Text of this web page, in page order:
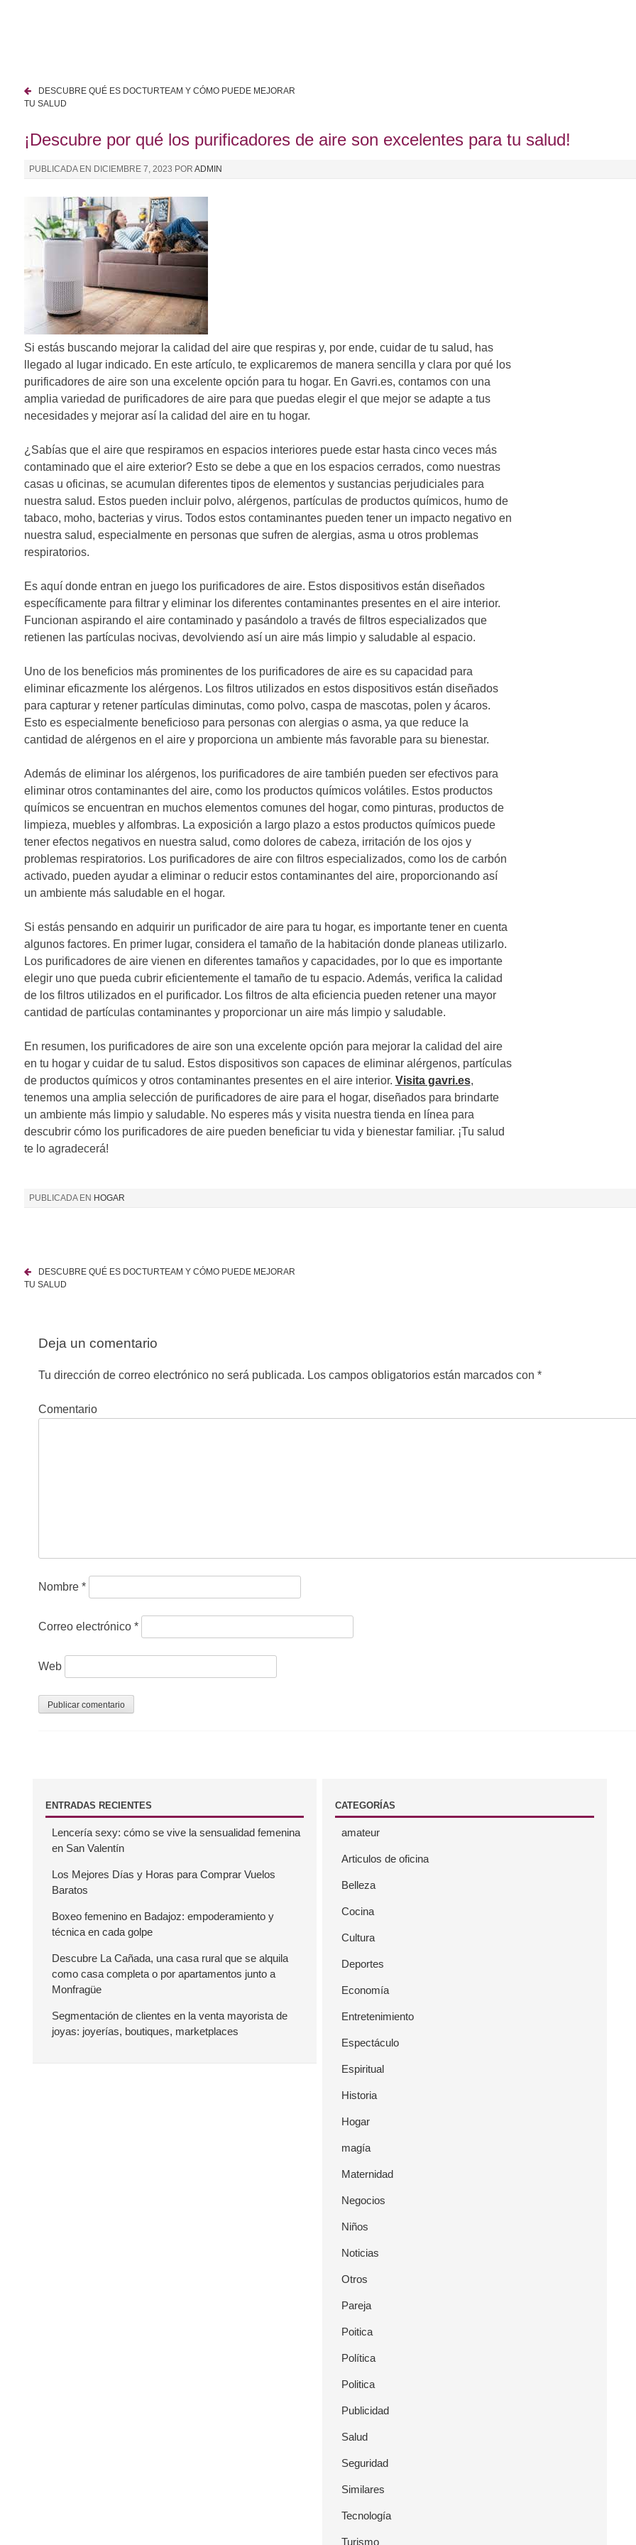
N
a
a
n
d
e
e
t
r
a
d
s
DESCUBRE QUÉ ES DOCTURTEAM Y CÓMO PUEDE MEJORAR
TU SALUD
¡Descubre por qué los purificadores de aire son excelentes para tu salud!
PUBLICADA EN DICIEMBRE 7, 2023 POR ADMIN
Si estás buscando mejorar la calidad del aire que respiras y, por ende, cuidar de tu salud, has
llegado al lugar indicado. En este artículo, te explicaremos de manera sencilla y clara por qué los
purificadores de aire son una excelente opción para tu hogar. En Gavri.es, contamos con una
amplia variedad de purificadores de aire para que puedas elegir el que mejor se adapte a tus
necesidades y mejorar así la calidad del aire en tu hogar.
¿Sabías que el aire que respiramos en espacios interiores puede estar hasta cinco veces más
contaminado que el aire exterior? Esto se debe a que en los espacios cerrados, como nuestras
casas u oficinas, se acumulan diferentes tipos de elementos y sustancias perjudiciales para
nuestra salud. Estos pueden incluir polvo, alérgenos, partículas de productos químicos, humo de
tabaco, moho, bacterias y virus. Todos estos contaminantes pueden tener un impacto negativo en
nuestra salud, especialmente en personas que sufren de alergias, asma u otros problemas
respiratorios.
Es aquí donde entran en juego los purificadores de aire. Estos dispositivos están diseñados
específicamente para filtrar y eliminar los diferentes contaminantes presentes en el aire interior.
Funcionan aspirando el aire contaminado y pasándolo a través de filtros especializados que
retienen las partículas nocivas, devolviendo así un aire más limpio y saludable al espacio.
Uno de los beneficios más prominentes de los purificadores de aire es su capacidad para
eliminar eficazmente los alérgenos. Los filtros utilizados en estos dispositivos están diseñados
para capturar y retener partículas diminutas, como polvo, caspa de mascotas, polen y ácaros.
Esto es especialmente beneficioso para personas con alergias o asma, ya que reduce la
cantidad de alérgenos en el aire y proporciona un ambiente más favorable para su bienestar.
Además de eliminar los alérgenos, los purificadores de aire también pueden ser efectivos para
eliminar otros contaminantes del aire, como los productos químicos volátiles. Estos productos
químicos se encuentran en muchos elementos comunes del hogar, como pinturas, productos de
limpieza, muebles y alfombras. La exposición a largo plazo a estos productos químicos puede
tener efectos negativos en nuestra salud, como dolores de cabeza, irritación de los ojos y
problemas respiratorios. Los purificadores de aire con filtros especializados, como los de carbón
activado, pueden ayudar a eliminar o reducir estos contaminantes del aire, proporcionando así
un ambiente más saludable en el hogar.
Si estás pensando en adquirir un purificador de aire para tu hogar, es importante tener en cuenta
algunos factores. En primer lugar, considera el tamaño de la habitación donde planeas utilizarlo.
Los purificadores de aire vienen en diferentes tamaños y capacidades, por lo que es importante
elegir uno que pueda cubrir eficientemente el tamaño de tu espacio. Además, verifica la calidad
de los filtros utilizados en el purificador. Los filtros de alta eficiencia pueden retener una mayor
cantidad de partículas contaminantes y proporcionar un aire más limpio y saludable.
En resumen, los purificadores de aire son una excelente opción para mejorar la calidad del aire
en tu hogar y cuidar de tu salud. Estos dispositivos son capaces de eliminar alérgenos, partículas
de productos químicos y otros contaminantes presentes en el aire interior. Visita gavri.es,
tenemos una amplia selección de purificadores de aire para el hogar, diseñados para brindarte
un ambiente más limpio y saludable. No esperes más y visita nuestra tienda en línea para
descubrir cómo los purificadores de aire pueden beneficiar tu vida y bienestar familiar. ¡Tu salud
te lo agradecerá!
PUBLICADA EN HOGAR
N
DESCUBRE QUÉ ES DOCTURTEAM Y CÓMO PUEDE MEJORAR
TU SALUD
Deja un comentario
Tu dirección de correo electrónico no será publicada. Los campos obligatorios están marcados con *
Comentario
Nombre *
Correo electrónico *
Web
BENTRADAS RECIENTES
Lencería sexy: cómo se vive la sensualidad femenina
en San Valentín
Los Mejores Días y Horas para Comprar Vuelos
Baratos
Boxeo femenino en Badajoz: empoderamiento y
técnica en cada golpe
Descubre La Cañada, una casa rural que se alquila
como casa completa o por apartamentos junto a
Monfragüe
Segmentación de clientes en la venta mayorista de
joyas: joyerías, boutiques, marketplaces
CATEGORÍAS
amateur
Articulos de oficina
Belleza
Cocina
Cultura
Deportes
Economía
Entretenimiento
Espectáculo
Espiritual
Historia
Hogar
magía
Maternidad
Negocios
Niños
Noticias
Otros
Pareja
Poitica
Política
Politica
Publicidad
Salud
Seguridad
Similares
Tecnología
Turismo